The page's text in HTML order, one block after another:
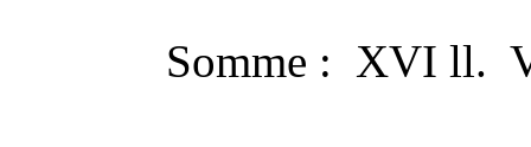
Somme : XVI ll.